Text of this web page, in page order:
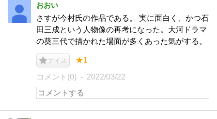
おおい
さすが今村氏の作品である。 実に面白く、かつ石
田三成という人物像の再考になった。大河ドラマ
の葵三代で描かれた場面が多くあった気がする。
ナイス ★1
コメント(0) 2022/03/22